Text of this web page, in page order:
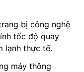
bị công nghệ
tốc độ quay
lạnh thực tế.
máy thông